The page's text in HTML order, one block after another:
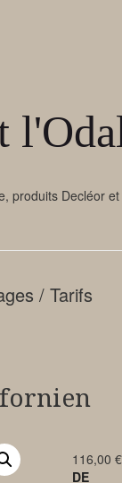
produits
/ Tarifs
116,00€
DE